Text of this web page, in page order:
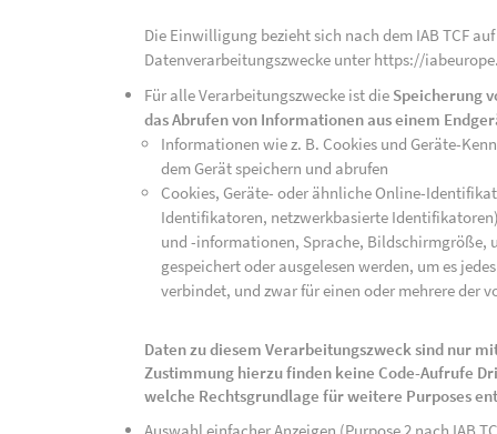
Die Einwilligung bezieht sich nach dem IAB TCF
Datenverarbeitungszwecke unter https://
Für alle Verarbeitungszwecke ist die Speicherung
das Abrufen von Informationen aus einem
Informationen wie z. B. Cookies und Geräte-
dem Gerät speichern und abrufen
Cookies, Geräte- oder ähnliche Online-
Identifikatoren, netzwerkbasierte
und -informationen, Sprache, Bildschirmgröße,
gespeichert oder ausgelesen werden, um es
verbindet, und zwar für einen oder mehrere der
Daten zu diesem Verarbeitungszweck sind nur
Zustimmung hierzu finden keine Code-Aufrufe
welche Rechtsgrundlage für weitere Purposes